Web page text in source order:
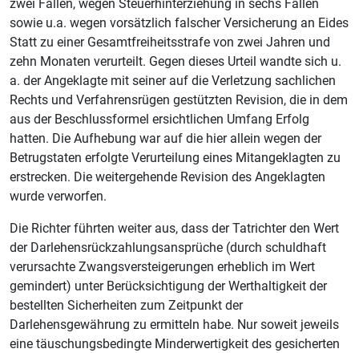
zwei Fällen, wegen Steuerhinterziehung in sechs Fällen
sowie u.a. wegen vorsätzlich falscher Versicherung an Eides
Statt zu einer Gesamtfreiheitsstrafe von zwei Jahren und
zehn Monaten verurteilt. Gegen dieses Urteil wandte sich u.
a. der Angeklagte mit seiner auf die Verletzung sachlichen
Rechts und Verfahrensrügen gestützten Revision, die in dem
aus der Beschlussformel ersichtlichen Umfang Erfolg
hatten. Die Aufhebung war auf die hier allein wegen der
Betrugstaten erfolgte Verurteilung eines Mitangeklagten zu
erstrecken. Die weitergehende Revision des Angeklagten
wurde verworfen.
Die Richter führten weiter aus, dass der Tatrichter den Wert
der Darlehensrückzahlungsansprüche (durch schuldhaft
verursachte Zwangsversteigerungen erheblich im Wert
gemindert) unter Berücksichtigung der Werthaltigkeit der
bestellten Sicherheiten zum Zeitpunkt der
Darlehensgewährung zu ermitteln habe. Nur soweit jeweils
eine täuschungsbedingte Minderwertigkeit des gesicherten